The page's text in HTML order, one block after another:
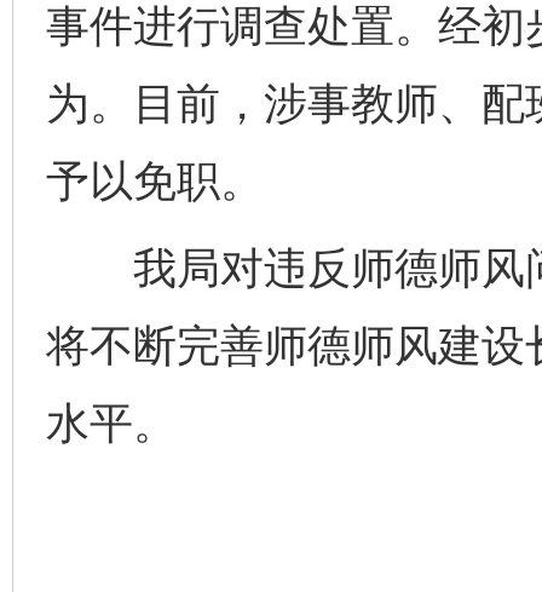
事件进行调查处置。经
为。目前，涉事教师、
予以免职。
我局对违反师德师风
将不断完善师德师风建
水平。